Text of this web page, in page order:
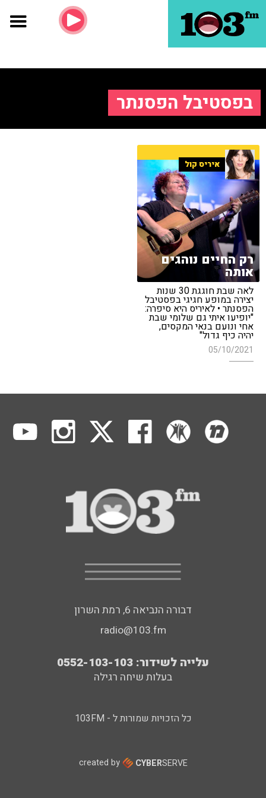
בפסטיבל הפסנתר
איריס קול
רק החיים נוהגים
אותה
לאה שבת חוגגת 30 שנות
יצירה במופע חגיגי בפסטיבל
הפסנתר • לאיריס היא סיפרה:
"יופיעו איתי גם שלומי שבת
אחי ונועם בנאי המקסים,
יהיה כיף גדול"
05/10/2021
דבורה הנביאה 6, רמת השרון
radio@103.fm
עלייה לשידור: 0552-103-103
בעלות שיחה רגילה
כל הזכויות שמורות ל - 103FM
created by CYBERSERVE